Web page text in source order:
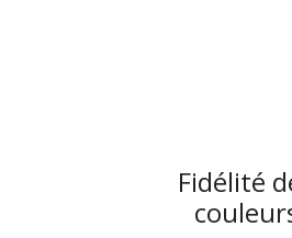
Fidélité